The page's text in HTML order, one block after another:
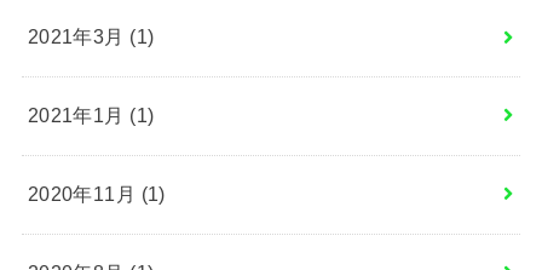
2021年3月 (1)
2021年1月 (1)
2020年11月 (1)